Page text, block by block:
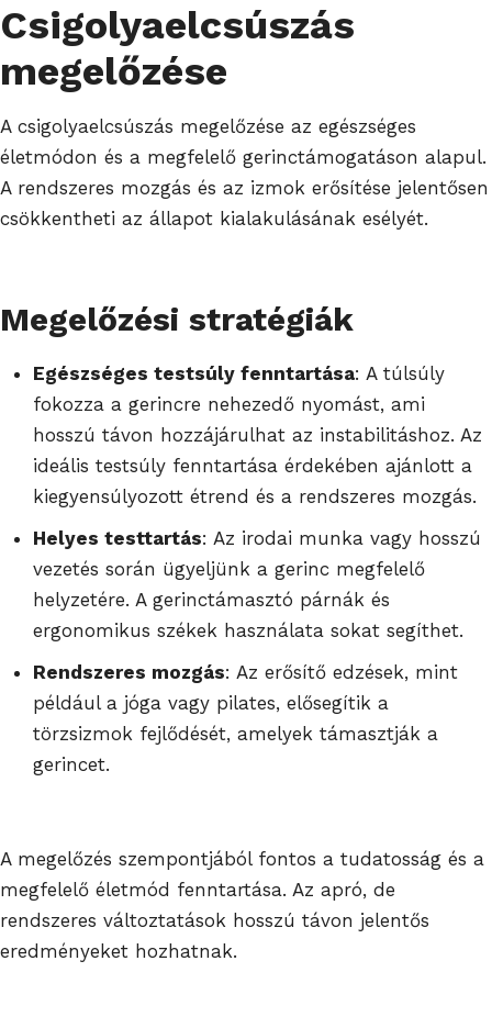
Csigolyaelcsúszás
megelőzése
A csigolyaelcsúszás megelőzése az egészséges
életmódon és a megfelelő gerinctámogatáson alapul.
A rendszeres mozgás és az izmok erősítése jelentősen
csökkentheti az állapot kialakulásának esélyét.
Megelőzési stratégiák
Egészséges testsúly fenntartása: A túlsúly
fokozza a gerincre nehezedő nyomást, ami
hosszú távon hozzájárulhat az instabilitáshoz. Az
ideális testsúly fenntartása érdekében ajánlott a
kiegyensúlyozott étrend és a rendszeres mozgás.
Helyes testtartás: Az irodai munka vagy hosszú
vezetés során ügyeljünk a gerinc megfelelő
helyzetére. A gerinctámasztó párnák és
ergonomikus székek használata sokat segíthet.
Rendszeres mozgás: Az erősítő edzések, mint
például a jóga vagy pilates, elősegítik a
törzsizmok fejlődését, amelyek támasztják a
gerincet.
A megelőzés szempontjából fontos a tudatosság és a
megfelelő életmód fenntartása. Az apró, de
rendszeres változtatások hosszú távon jelentős
eredményeket hozhatnak.